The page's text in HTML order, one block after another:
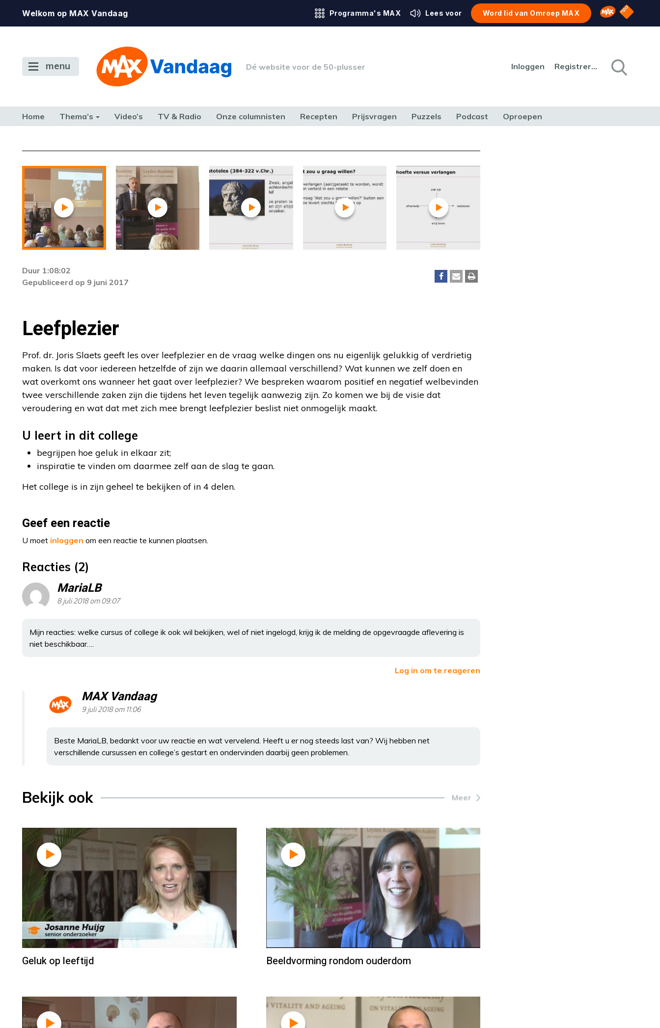
Welkom op MAX Vandaag Programma's MAX Lees voor Word lid van Omroep MAX Omroep MAX
NPO
menu Dé website voor de 50-plusser Inloggen Registreren
Home Thema’s Video’s TV & Radio Onze columnisten Recepten Prijsvragen Puzzels Podcast Oproepen
TERUG NAAR TOEN
Duur 1:08:02
Gepubliceerd op 9 juni 2017
Leefplezier
Prof. dr. Joris Slaets geeft les over leefplezier en de vraag welke dingen ons nu eigenlijk gelukkig of verdrietig
maken. Is dat voor iedereen hetzelfde of zijn we daarin allemaal verschillend? Wat kunnen we zelf doen en
wat overkomt ons wanneer het gaat over leefplezier? We bespreken waarom positief en negatief welbevinden
twee verschillende zaken zijn die tijdens het leven tegelijk aanwezig zijn. Zo komen we bij de visie dat
veroudering en wat dat met zich mee brengt leefplezier beslist niet onmogelijk maakt.
U leert in dit college
begrijpen hoe geluk in elkaar zit;
inspiratie te vinden om daarmee zelf aan de slag te gaan.
Het college is in zijn geheel te bekijken of in 4 delen.
Geef een reactie
U moet inloggen om een reactie te kunnen plaatsen.
Reacties (2)
MariaLB
8 juli 2018 om 09:07
Mijn reacties: welke cursus of college ik ook wil bekijken, wel of niet ingelogd, krijg ik de melding de opgevraagde aflevering is
niet beschikbaar….
Log in om te reageren
MAX Vandaag
9 juli 2018 om 11:06
Beste MariaLB, bedankt voor uw reactie en wat vervelend. Heeft u er nog steeds last van? Wij hebben net
verschillende cursussen en college’s gestart en ondervinden daarbij geen problemen.
Bekijk ook Meer
Geluk op leeftijd Beeldvorming rondom ouderdom